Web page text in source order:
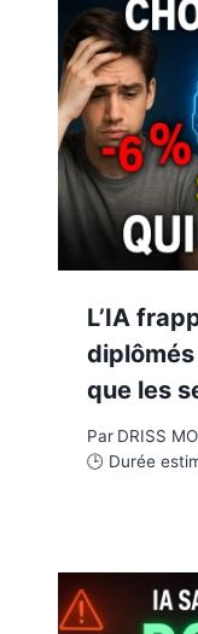
L’IA
que les
Par DRISS
🕒 Durée